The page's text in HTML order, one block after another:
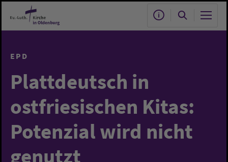
Zum Hauptinhalt springen
EPD
Plattdeutsch in
ostfriesischen Kitas:
Potenzial wird nicht
genutzt